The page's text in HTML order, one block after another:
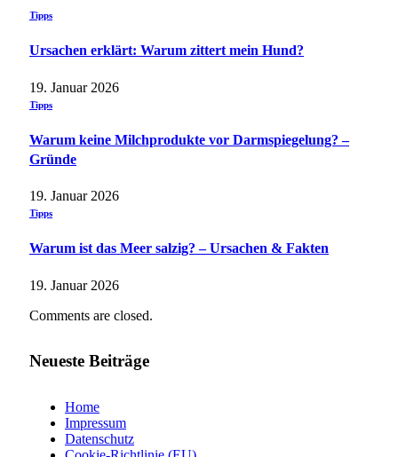
Tipps
Ursachen erklärt: Warum zittert mein Hund?
19. Januar 2026
Tipps
Warum keine Milchprodukte vor Darmspiegelung? –
Gründe
19. Januar 2026
Tipps
Warum ist das Meer salzig? – Ursachen & Fakten
19. Januar 2026
Comments are closed.
Neueste Beiträge
Home
Impressum
Datenschutz